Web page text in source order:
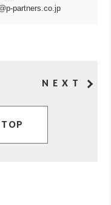
partners.co.jp
NEXT